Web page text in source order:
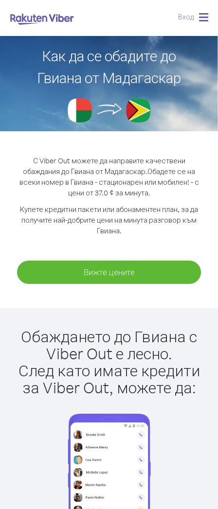
Вход
Как да се обадите до
Гвиана от Мадагаскар
С Viber Out можете да направите качествени
обаждания до Гвиана от Мадагаскар.Обадете се на
всеки номер в Гвиана - стационарен или мобилен! - с
цени от 37.0 ¢ за минута.
Купете кредитни пакети или абонаментен план, за да
получите най-добрите цени на минута разговор към
Гвиана.
Вижте цените
Обаждането до Гвиана с
Viber Out е лесно.
След като имате кредити
за Viber Out, можете да: